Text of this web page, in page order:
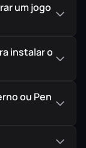
um jogo
instalar o
ou Pen